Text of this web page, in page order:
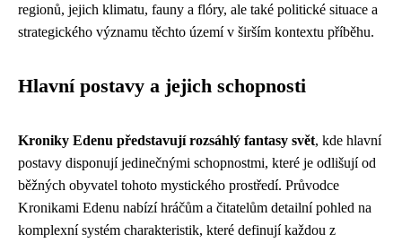
regionů, jejich klimatu, fauny a flóry, ale také politické situace a
strategického významu těchto území v širším kontextu příběhu.
Hlavní postavy a jejich schopnosti
Kroniky Edenu představují rozsáhlý fantasy svět, kde hlavní
postavy disponují jedinečnými schopnostmi, které je odlišují od
běžných obyvatel tohoto mystického prostředí. Průvodce
Kronikami Edenu nabízí hráčům a čitatelům detailní pohled na
komplexní systém charakteristik, které definují každou z